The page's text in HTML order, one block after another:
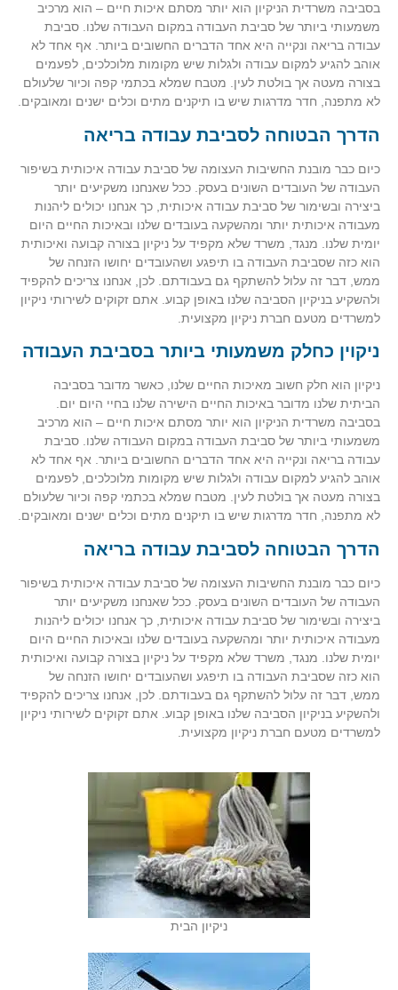
בסביבה משרדית הניקיון הוא יותר מסתם איכות חיים – הוא מרכיב
משמעותי ביותר של סביבת העבודה במקום העבודה שלנו. סביבת
עבודה בריאה ונקייה היא אחד הדברים החשובים ביותר. אף אחד לא
אוהב להגיע למקום עבודה ולגלות שיש מקומות מלוכלכים, לפעמים
בצורה מעטה אך בולטת לעין. מטבח שמלא בכתמי קפה וכיור שלעולם
לא מתפנה, חדר מדרגות שיש בו תיקנים מתים וכלים ישנים ומאובקים.
הדרך הבטוחה לסביבת עבודה בריאה
כיום כבר מובנת החשיבות העצומה של סביבת עבודה איכותית בשיפור
העבודה של העובדים השונים בעסק. ככל שאנחנו משקיעים יותר
ביצירה ובשימור של סביבת עבודה איכותית, כך אנחנו יכולים ליהנות
מעבודה איכותית יותר ומהשקעה בעובדים שלנו ובאיכות החיים היום
יומית שלנו. מנגד, משרד שלא מקפיד על ניקיון בצורה קבועה ואיכותית
הוא כזה שסביבת העבודה בו תיפגע ושהעובדים יחושו הזנחה של
ממש, דבר זה עלול להשתקף גם בעבודתם. לכן, אנחנו צריכים להקפיד
ולהשקיע בניקיון הסביבה שלנו באופן קבוע. אתם זקוקים לשירותי ניקיון
למשרדים מטעם חברת ניקיון מקצועית.
ניקוין כחלק משמעותי ביותר בסביבת העבודה
ניקיון הוא חלק חשוב מאיכות החיים שלנו, כאשר מדובר בסביבה
הביתית שלנו מדובר באיכות החיים הישירה שלנו בחיי היום יום.
בסביבה משרדית הניקיון הוא יותר מסתם איכות חיים – הוא מרכיב
משמעותי ביותר של סביבת העבודה במקום העבודה שלנו. סביבת
עבודה בריאה ונקייה היא אחד הדברים החשובים ביותר. אף אחד לא
אוהב להגיע למקום עבודה ולגלות שיש מקומות מלוכלכים, לפעמים
בצורה מעטה אך בולטת לעין. מטבח שמלא בכתמי קפה וכיור שלעולם
לא מתפנה, חדר מדרגות שיש בו תיקנים מתים וכלים ישנים ומאובקים.
הדרך הבטוחה לסביבת עבודה בריאה
כיום כבר מובנת החשיבות העצומה של סביבת עבודה איכותית בשיפור
העבודה של העובדים השונים בעסק. ככל שאנחנו משקיעים יותר
ביצירה ובשימור של סביבת עבודה איכותית, כך אנחנו יכולים ליהנות
מעבודה איכותית יותר ומהשקעה בעובדים שלנו ובאיכות החיים היום
יומית שלנו. מנגד, משרד שלא מקפיד על ניקיון בצורה קבועה ואיכותית
הוא כזה שסביבת העבודה בו תיפגע ושהעובדים יחושו הזנחה של
ממש, דבר זה עלול להשתקף גם בעבודתם. לכן, אנחנו צריכים להקפיד
ולהשקיע בניקיון הסביבה שלנו באופן קבוע. אתם זקוקים לשירותי ניקיון
למשרדים מטעם חברת ניקיון מקצועית.
ניקיון הבית